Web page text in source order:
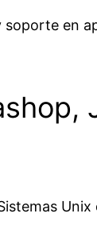
en